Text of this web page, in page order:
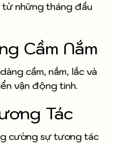
từ những tháng đầu
Cầm Nắm
cầm, nắm, lắc và
vận động tinh.
Tác
cường sự tương tác